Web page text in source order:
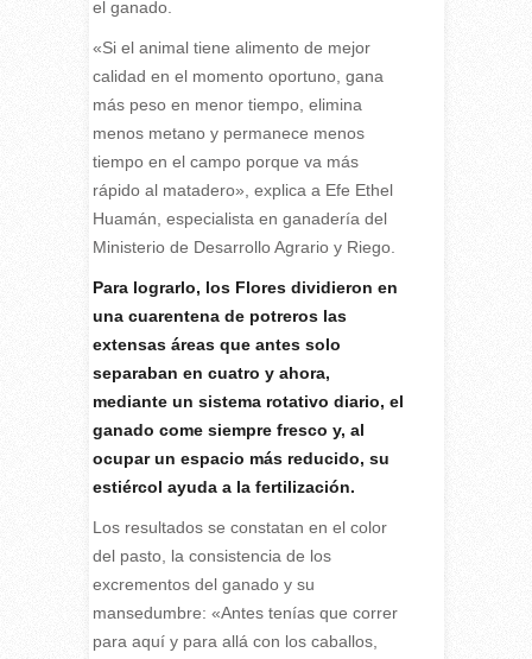
el ganado.
«Si el animal tiene alimento de mejor
calidad en el momento oportuno, gana
más peso en menor tiempo, elimina
menos metano y permanece menos
tiempo en el campo porque va más
rápido al matadero», explica a Efe Ethel
Huamán, especialista en ganadería del
Ministerio de Desarrollo Agrario y Riego.
Para lograrlo, los Flores dividieron en
una cuarentena de potreros las
extensas áreas que antes solo
separaban en cuatro y ahora,
mediante un sistema rotativo diario, el
ganado come siempre fresco y, al
ocupar un espacio más reducido, su
estiércol ayuda a la fertilización.
Los resultados se constatan en el color
del pasto, la consistencia de los
excrementos del ganado y su
mansedumbre: «Antes tenías que correr
para aquí y para allá con los caballos,